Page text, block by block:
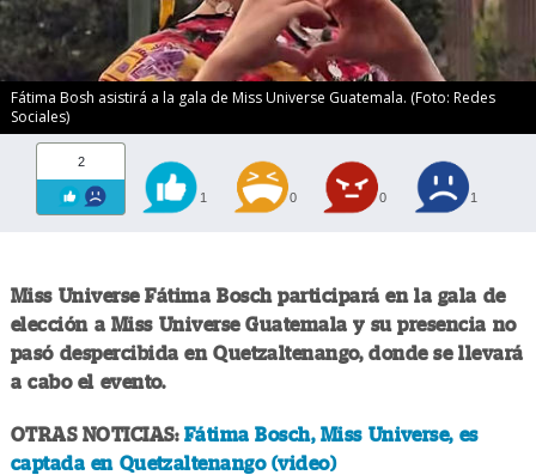
Fátima Bosh asistirá a la gala de Miss Universe Guatemala. (Foto: Redes
Sociales)
2
1 0 0 1
Miss Universe Fátima Bosch participará en la gala de
elección a Miss Universe Guatemala y su presencia no
pasó despercibida en Quetzaltenango, donde se llevará
a cabo el evento.
OTRAS NOTICIAS: Fátima Bosch, Miss Universe, es
captada en Quetzaltenango (video)